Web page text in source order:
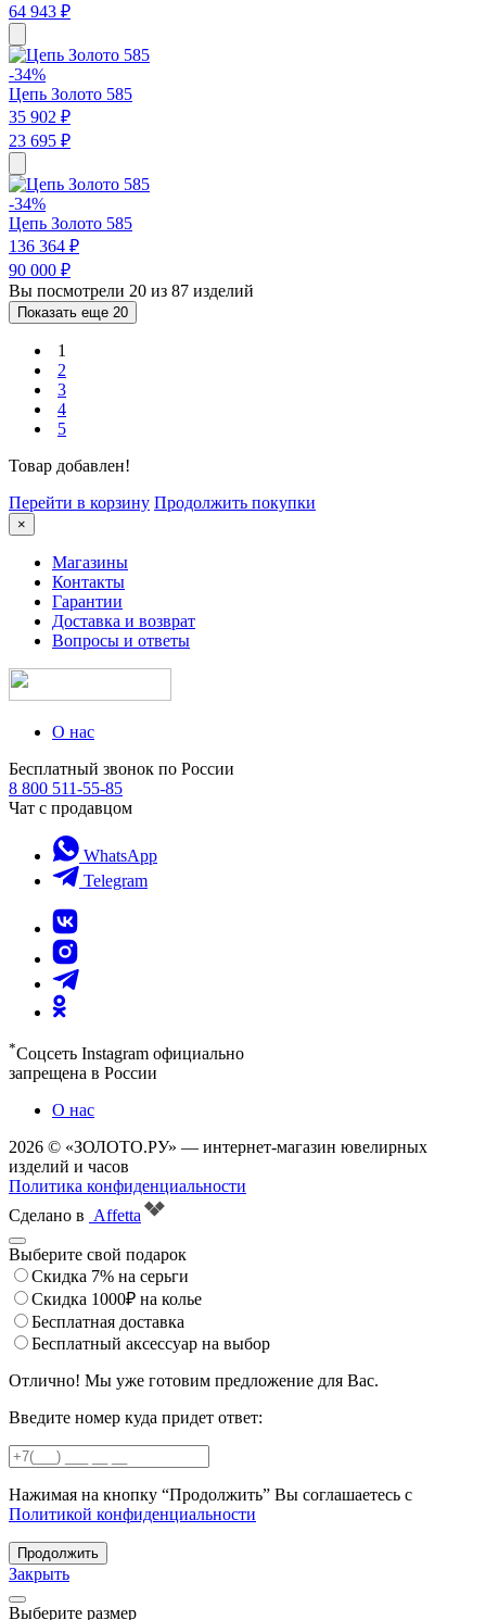
64 943 ₽
-34%
Цепь Золото 585
35 902 ₽
23 695 ₽
-34%
Цепь Золото 585
136 364 ₽
90 000 ₽
Вы посмотрели 20 из 87 изделий
Показать еще 20
1
2
3
4
5
Товар добавлен!
Перейти в корзину Продолжить покупки
×
Магазины
Контакты
Гарантии
Доставка и возврат
Вопросы и ответы
О нас
Бесплатный звонок по России
8 800 511-55-85
Чат с продавцом
WhatsApp
Telegram
*Соцсеть Instagram официально
запрещена в России
О нас
2026 © «ЗОЛОТО.РУ» — интернет-магазин ювелирных
изделий и часов
Политика конфиденциальности
Сделано в Affetta
Выберите свой подарок
Скидка 7% на серьги
Скидка 1000₽ на колье
Бесплатная доставка
Бесплатный аксессуар на выбор
Отлично! Мы уже готовим предложение для Вас.
Введите номер куда придет ответ:
Нажимая на кнопку “Продолжить” Вы соглашаетесь с
Политикой конфиденциальности
Продолжить
Закрыть
Выберите размер